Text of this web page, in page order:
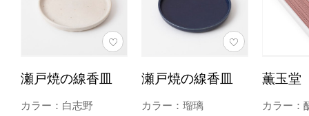
瀬戸焼の線香皿
カラー：白志野
瀬戸焼の線香皿
カラー：瑠璃
薫玉
カラー：